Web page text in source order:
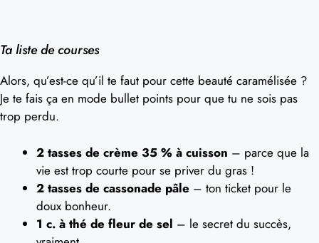
Ta liste de courses
Alors, qu’est-ce qu’il te faut pour cette beauté caramélisée ?
Je te fais ça en mode bullet points pour que tu ne sois pas
trop perdu.
2 tasses de crème 35 % à cuisson – parce que la
vie est trop courte pour se priver du gras !
2 tasses de cassonade pâle – ton ticket pour le
doux bonheur.
1 c. à thé de fleur de sel – le secret du succès,